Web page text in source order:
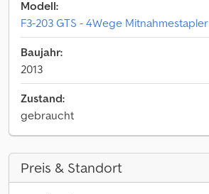
Modell:
F3-203 GTS - 4Wege Mitnahmestapler
Baujahr:
2013
Zustand:
gebraucht
Preis & Standort